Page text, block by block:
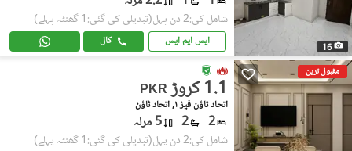
16
شامل کی:2 دن پہل (تبدیلی کی گئی:1 گھنٹہ پہلے)
ایس ایم ایس کال
مقبول ترین
PKR 1.1 کروڑ
اتحاد ٹاؤن فیز ١, اتحاد ٹاؤن
2
2 5 مرلہ
شامل کی:2 دن پہل (تبدیلی کی گئی:1 گھنٹہ پہلے)